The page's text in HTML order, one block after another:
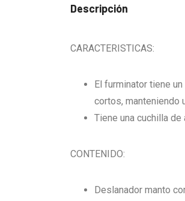
Descripción
CARACTERISTICAS:
El furminator tiene
cortos, manteniendo
Tiene una cuchilla
CONTENIDO:
Deslanador manto